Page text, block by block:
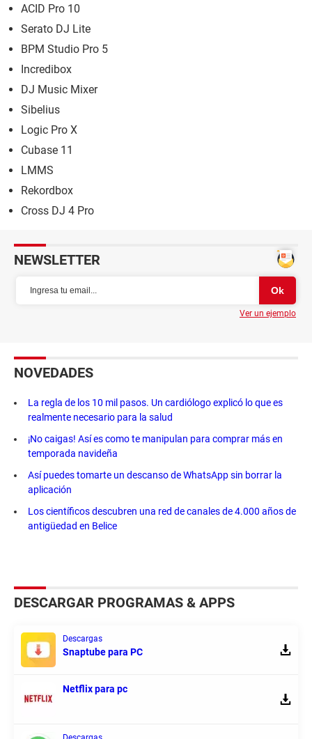
ACID Pro 10
Serato DJ Lite
BPM Studio Pro 5
Incredibox
DJ Music Mixer
Sibelius
Logic Pro X
Cubase 11
LMMS
Rekordbox
Cross DJ 4 Pro
NEWSLETTER
Ver un ejemplo
NOVEDADES
La regla de los 10 mil pasos. Un cardiólogo explicó lo que es
realmente necesario para la salud
¡No caigas! Así es como te manipulan para comprar más en
temporada navideña
Así puedes tomarte un descanso de WhatsApp sin borrar la
aplicación
Los científicos descubren una red de canales de 4.000 años de
antigüedad en Belice
DESCARGAR PROGRAMAS & APPS
Descargas
Snaptube para PC
Netflix para pc